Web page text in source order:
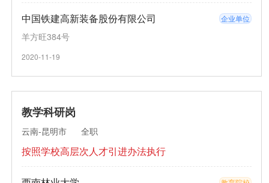
中国铁建高新装备股份有限公司 企业单位
羊方旺384号
2020-11-19
教学科研岗
云南-昆明市 全职
按照学校高层次人才引进办法执行